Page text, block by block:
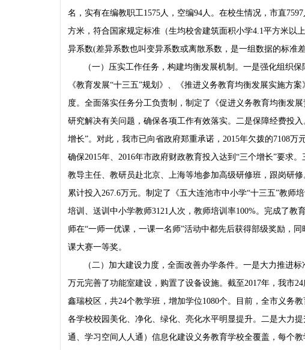
名，实有在编教职工1575人，空编94人。在校生情况，市直
方米，符合国家规定标准（生均校舍建筑面积小学4.1平方米以
异系数(差异系数也叫变异系数或离散系数，是一组数据的标准
（一）压实工作任务，构建均衡发展机制。一是强化组织
《教育发展“十三五”规划》、《推进义务教育均衡发展实施方
度。全面落实任务分工负责制，制定了《促进义务教育均衡发
研究解决有关问题，确保各项工作有效落实。二是保障经费投
增长”。对此，我市已向省政府郑重承诺，2015年欠拨的7108万
确保2015年、2016年市政府财政教育投入达到“三个增长”要求
教导主任、教研员赴北京、上海等地参加高级研修班，跟岗研
累计投入267.6万元。制定了《五大连池市中小学“十三五”教师
培训、送训中小学教师3121人次，教师培训率100%。完成了
师在“一师一优课，一课一名师”活动中都先后获得部级奖励，
课大赛一等奖。
（二）加大建设力度，全面改善办学条件。一是大力推进
万元完善了功能室建设，购置了设备设施。截至2017年，我市
鑫瑞校区，共24个教学班，增加学位1080个。目前，全市义务
各学校校园美化、净化、绿化、亮化水平明显提升。二是大力
通、学习空间人人通）信息化建设义务教育学校全覆盖，每个